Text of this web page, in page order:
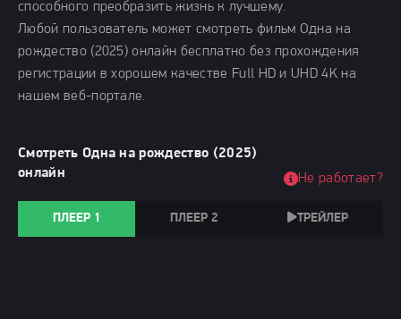
способного преобразить жизнь к лучшему.
Любой пользователь может смотреть фильм Одна на
рождество (2025) онлайн бесплатно без прохождения
регистрации в хорошем качестве Full HD и UHD 4K на
нашем веб-портале.
Смотреть Одна на рождество (2025)
онлайн
ПЛЕЕР 1 ПЛЕЕР 2 ТРЕЙЛЕР
Не работает?